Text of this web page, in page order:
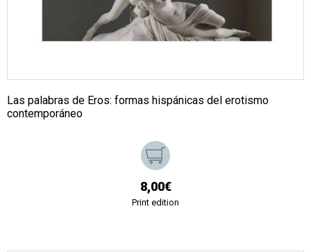
Las palabras de Eros: formas hispánicas del erotismo
contemporáneo
8,00€
Print edition